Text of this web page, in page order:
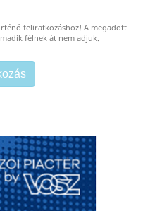
feliratkozáshoz! A megadott
félnek át nem adjuk.